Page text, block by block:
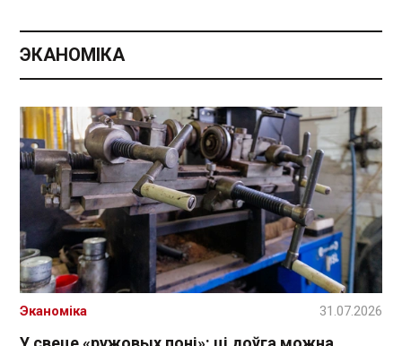
ЭКАНОМІКА
Эканоміка 31.07.2026